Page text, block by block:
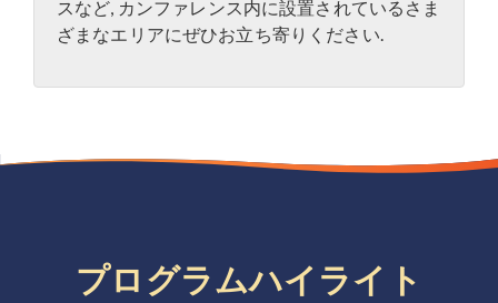
スなど, カンファレンス内に設置されているさま
ざまなエリアにぜひお立ち寄りください.
プログラムハイライト